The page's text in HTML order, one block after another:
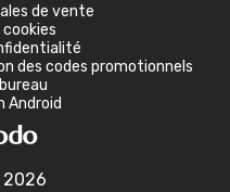
de vente
des codes promotionnels
Android
2026